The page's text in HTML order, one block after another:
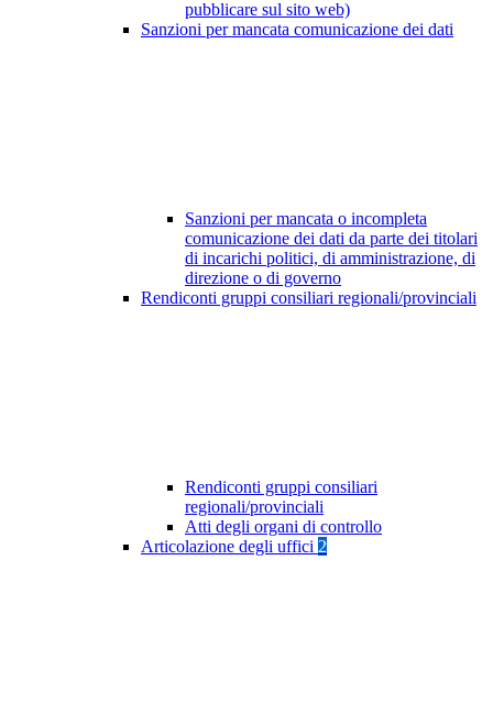
pubblicare sul sito web)
Sanzioni per mancata comunicazione dei dati
Sanzioni per mancata o incompleta
comunicazione dei dati da parte dei titolari
di incarichi politici, di amministrazione, di
direzione o di governo
Rendiconti gruppi consiliari regionali/provinciali
Rendiconti gruppi consiliari
regionali/provinciali
Atti degli organi di controllo
Articolazione degli uffici 2